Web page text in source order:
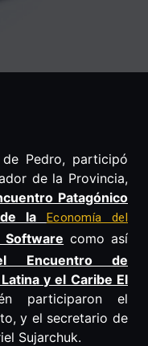
Pedro, participó
de la Provincia,
Patagónico
la Economía del
Software como así
Encuentro de
y el Caribe El
participaron el
y el secretario de
Sujarchuk.